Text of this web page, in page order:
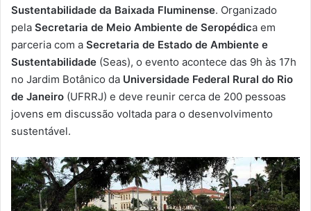
m
a
i
Sustentabilidade da Baixada Fluminense. Organizado
pela Secretaria de Meio Ambiente de Seropédica em
parceria com a Secretaria de Estado de Ambiente e
Sustentabilidade (Seas), o evento acontece das 9h às 17h
no Jardim Botânico da Universidade Federal Rural do Rio
de Janeiro (UFRRJ) e deve reunir cerca de 200 pessoas
jovens em discussão voltada para o desenvolvimento
sustentável.